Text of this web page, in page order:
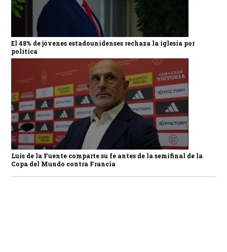
El 48% de jóvenes estadounidenses rechaza la iglesia por
política
Luis de la Fuente comparte su fe antes de la semifinal de la
Copa del Mundo contra Francia